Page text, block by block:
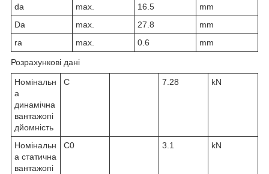
da max. 16.5
mm
Da max. 27.8
mm
ra max. 0.6 mm
Розрахункові дані
Номінальн
а
динамічна
вантажопі
дйомність
C 7.28 kN
Номінальн
а статична
вантажопі
C0 3.1 kN